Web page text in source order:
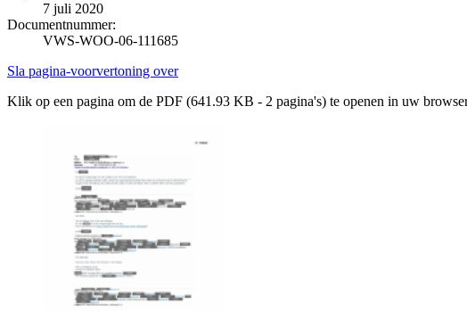
7 juli 2020
Documentnummer:
VWS-WOO-06-111685
Sla pagina-voorvertoning over
Klik op een pagina om de PDF (641.93 KB - 2 pagina's) te openen in uw